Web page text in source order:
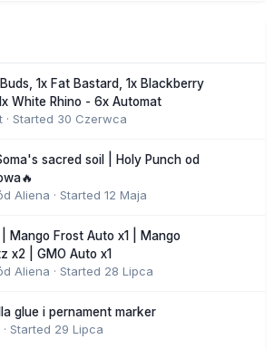
1x Fat Bastard, 1x Blackberry
White Rhino - 6x Automat
· Started 30 Czerwca
sacred soil | Holy Punch od
Aliena · Started 12 Maja
Mango Frost Auto x1 | Mango
x2 | GMO Auto x1
Aliena · Started 28 Lipca
glue i pernament marker
· Started 29 Lipca